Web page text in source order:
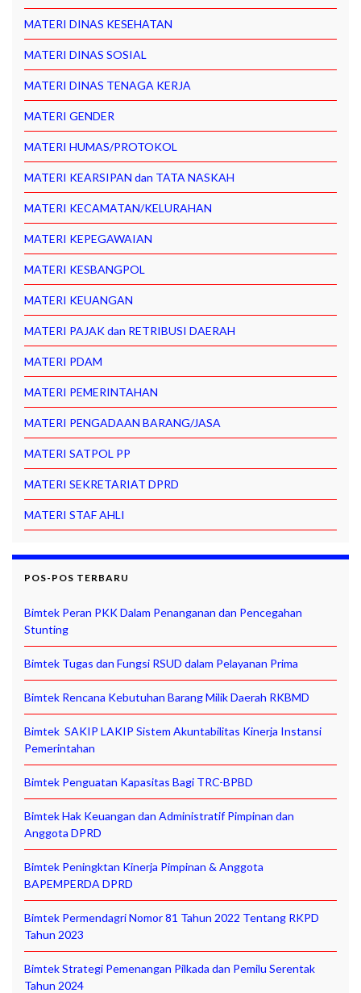
MATERI DINAS KESEHATAN
MATERI DINAS SOSIAL
MATERI DINAS TENAGA KERJA
MATERI GENDER
MATERI HUMAS/PROTOKOL
MATERI KEARSIPAN dan TATA NASKAH
MATERI KECAMATAN/KELURAHAN
MATERI KEPEGAWAIAN
MATERI KESBANGPOL
MATERI KEUANGAN
MATERI PAJAK dan RETRIBUSI DAERAH
MATERI PDAM
MATERI PEMERINTAHAN
MATERI PENGADAAN BARANG/JASA
MATERI SATPOL PP
MATERI SEKRETARIAT DPRD
MATERI STAF AHLI
POS-POS TERBARU
Bimtek Peran PKK Dalam Penanganan dan Pencegahan
Stunting
Bimtek Tugas dan Fungsi RSUD dalam Pelayanan Prima
Bimtek Rencana Kebutuhan Barang Milik Daerah RKBMD
Bimtek SAKIP LAKIP Sistem Akuntabilitas Kinerja Instansi
Pemerintahan
Bimtek Penguatan Kapasitas Bagi TRC-BPBD
Bimtek Hak Keuangan dan Administratif Pimpinan dan
Anggota DPRD
Bimtek Peningktan Kinerja Pimpinan & Anggota
BAPEMPERDA DPRD
Bimtek Permendagri Nomor 81 Tahun 2022 Tentang RKPD
Tahun 2023
Bimtek Strategi Pemenangan Pilkada dan Pemilu Serentak
Tahun 2024